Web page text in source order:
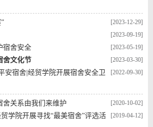
[2023-12-29]
[2023-09-19]
[2023-05-19]
宿舍安全
[2023-03-30]
舍文化节
[2022-09-30]
安宿舍|经贸学院开展宿舍安全卫
[2020-10-02]
舍关系由我们来维护
[2019-04-12]
学院开展寻找“最美宿舍”评选活